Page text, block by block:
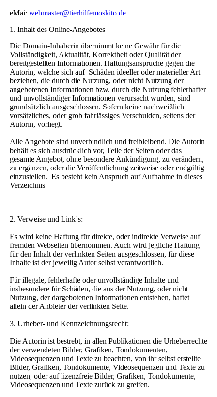
eMai: webmaster@tierhilfemoskito.de
1. Inhalt des Online-Angebotes
Die Domain-Inhaberin übernimmt keine Gewähr für die
Vollständigkeit, Aktualität, Korrektheit oder Qualität der
bereitgestellten Informationen. Haftungsansprüche gegen die
Autorin, welche sich auf Schäden ideeller oder materieller Art
beziehen, die durch die Nutzung, oder nicht Nutzung der
angebotenen Informationen bzw. durch die Nutzung fehlerhafter
und unvollständiger Informationen verursacht wurden, sind
grundsätzlich ausgeschlossen. Sofern keine nachweißlich
vorsätzliches, oder grob fahrlässiges Verschulden, seitens der
Autorin, vorliegt.
Alle Angebote sind unverbindlich und freibleibend. Die Autorin
behält es sich ausdrücklich vor, Teile der Seiten oder das
gesamte Angebot, ohne besondere Ankündigung, zu verändern,
zu ergänzen, oder die Veröffentlichung zeitweise oder endgültig
einzustellen. Es besteht kein Anspruch auf Aufnahme in dieses
Verzeichnis.
2. Verweise und Link´s:
Es wird keine Haftung für direkte, oder indirekte Verweise auf
fremden Webseiten übernommen. Auch wird jegliche Haftung
für den Inhalt der verlinkten Seiten ausgeschlossen, für diese
Inhalte ist der jeweilig Autor selbst verantwortlich.
Für illegale, fehlerhafte oder unvollständige Inhalte und
insbesondere für Schäden, die aus der Nutzung, oder nicht
Nutzung, der dargebotenen Informationen entstehen, haftet
allein der Anbieter der verlinkten Seite.
3. Urheber- und Kennzeichnungsrecht:
Die Autorin ist bestrebt, in allen Publikationen die Urheberrechte
der verwendeten Bilder, Grafiken, Tondokumenten,
Videosequenzen und Texte zu beachten, von ihr selbst erstellte
Bilder, Grafiken, Tondokumente, Videosequenzen und Texte zu
nutzen, oder auf lizenzfreie Bilder, Grafiken, Tondokumente,
Videosequenzen und Texte zurück zu greifen.